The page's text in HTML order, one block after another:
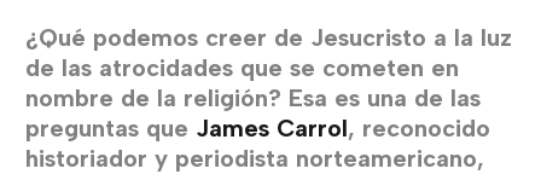
¿Qué podemos creer de Jesucristo a la luz
de las atrocidades que se cometen en
nombre de la religión? Esa es una de las
preguntas que James Carrol, reconocido
historiador y periodista norteamericano,